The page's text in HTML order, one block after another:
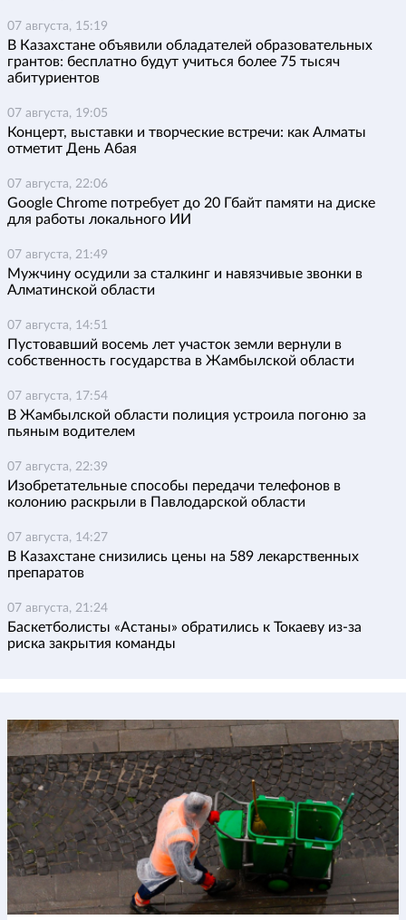
07 августа, 15:19
В Казахстане объявили обладателей образовательных
грантов: бесплатно будут учиться более 75 тысяч
абитуриентов
07 августа, 19:05
Концерт, выставки и творческие встречи: как Алматы
отметит День Абая
07 августа, 22:06
Google Chrome потребует до 20 Гбайт памяти на диске
для работы локального ИИ
07 августа, 21:49
Мужчину осудили за сталкинг и навязчивые звонки в
Алматинской области
07 августа, 14:51
Пустовавший восемь лет участок земли вернули в
собственность государства в Жамбылской области
07 августа, 17:54
В Жамбылской области полиция устроила погоню за
пьяным водителем
07 августа, 22:39
Изобретательные способы передачи телефонов в
колонию раскрыли в Павлодарской области
07 августа, 14:27
В Казахстане снизились цены на 589 лекарственных
препаратов
07 августа, 21:24
Баскетболисты «Астаны» обратились к Токаеву из-за
риска закрытия команды